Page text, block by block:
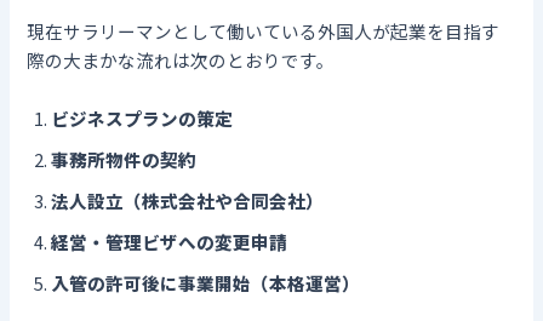
現在サラリーマンとして働いている外国人が起業を目指す
際の大まかな流れは次のとおりです。
ビジネスプランの策定
事務所物件の契約
法人設立（株式会社や合同会社）
経営・管理ビザへの変更申請
入管の許可後に事業開始（本格運営）